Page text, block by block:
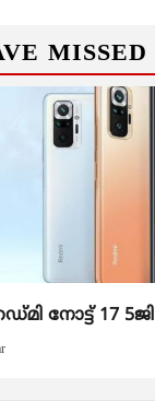
MISSED
നോട്ട് 17 5ജി